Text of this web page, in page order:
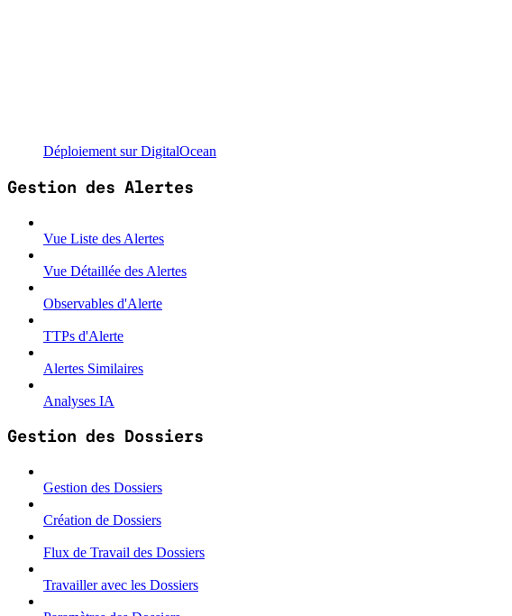
Déploiement sur DigitalOcean
Gestion des Alertes
Vue Liste des Alertes
Vue Détaillée des Alertes
Observables d'Alerte
TTPs d'Alerte
Alertes Similaires
Analyses IA
Gestion des Dossiers
Gestion des Dossiers
Création de Dossiers
Flux de Travail des Dossiers
Travailler avec les Dossiers